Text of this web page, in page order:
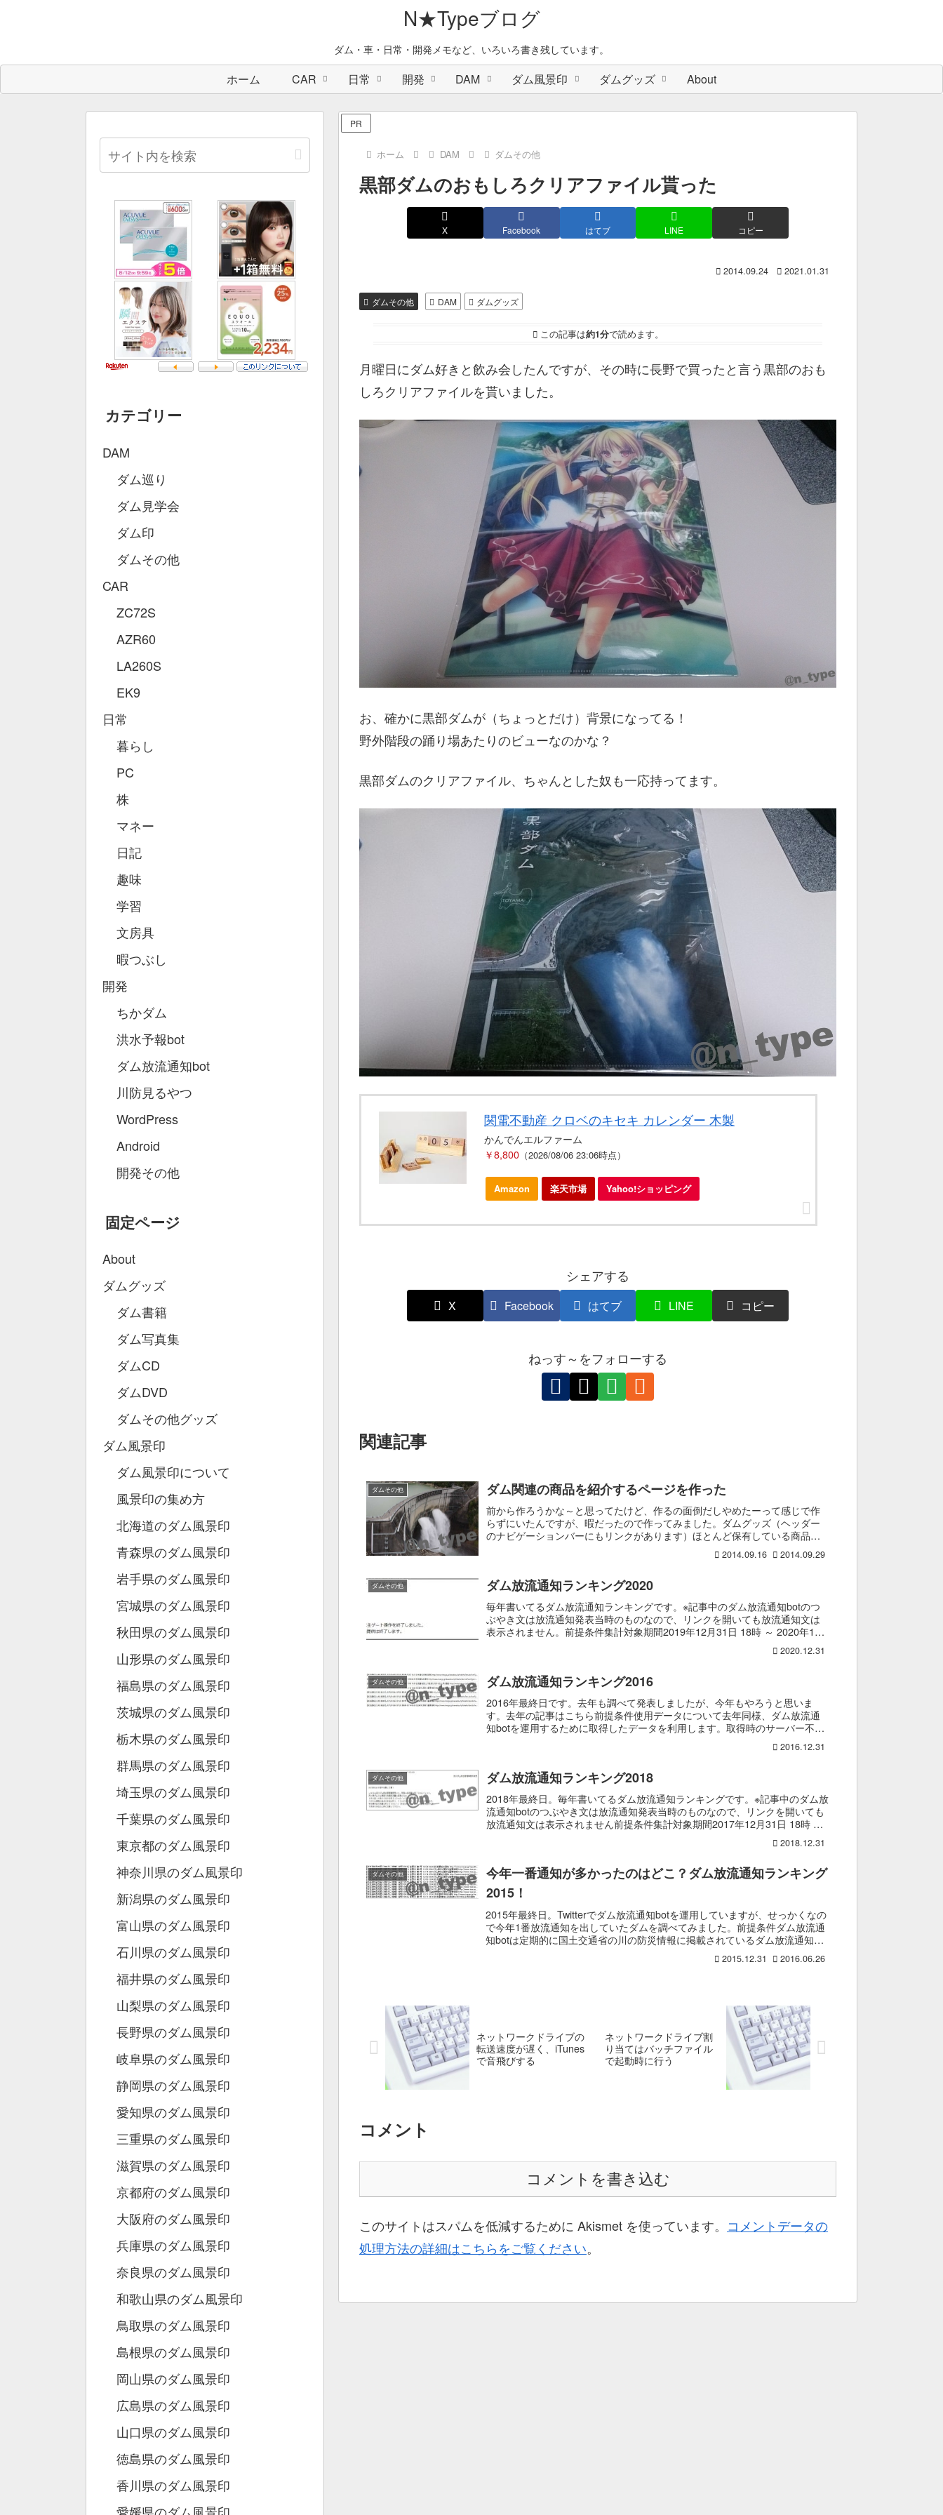
N★Typeブログ
ダム・車・日常・開発メモなど、いろいろ書き残しています。
ホーム CAR 日常 開発 DAM ダム風景印 ダムグッズ About
PR
ホーム DAM ダムその他
黒部ダムのおもしろクリアファイル貰った
X Facebook はてブ LINE コピー
2014.09.24 2021.01.31
ダムその他 DAM ダムグッズ
この記事は約1分で読めます。
月曜日にダム好きと飲み会したんですが、その時に長野で買ったと言う黒部のおも
しろクリアファイルを貰いました。
お、確かに黒部ダムが（ちょっとだけ）背景になってる！
野外階段の踊り場あたりのビューなのかな？
黒部ダムのクリアファイル、ちゃんとした奴も一応持ってます。
関電不動産 クロベのキセキ カレンダー 木製
かんでんエルファーム
￥8,800 （2026/08/06 23:06時点）
Amazon 楽天市場 Yahoo!ショッピング
シェアする
X Facebook はてブ LINE コピー
ねっす～をフォローする
関連記事
ダムその他 ダム関連の商品を紹介するページを作った
前から作ろうかな～と思ってたけど、作るの面倒だしやめたーって感じで作
らずにいたんですが、暇だったので作ってみました。ダムグッズ（ヘッダー
のナビゲーションバーにもリンクがあります）ほとんど保有している商品の
2014.09.16 2014.09.29
ダムその他 ダム放流通知ランキング2020
毎年書いてるダム放流通知ランキングです。※記事中のダム放流通知botのつ
ぶやき文は放流通知発表当時のものなので、リンクを開いても放流通知文は
表示されません。前提条件集計対象期間2019年12月31日 18時 ～ 2020年12
2020.12.31
ダムその他 ダム放流通知ランキング2016
2016年最終日です。去年も調べて発表しましたが、今年もやろうと思いま
す。去年の記事はこちら前提条件使用データについて去年同様、ダム放流通
知botを運用するために取得したデータを利用します。取得時のサーバー不具
2016.12.31
ダムその他 ダム放流通知ランキング2018
2018年最終日。毎年書いてるダム放流通知ランキングです。※記事中のダム放
流通知botのつぶやき文は放流通知発表当時のものなので、リンクを開いても
放流通知文は表示されません前提条件集計対象期間2017年12月31日 18時 ～
2018.12.31
ダムその他
今年一番通知が多かったのはどこ？ダム放流通知ランキング
2015！
2015年最終日。Twitterでダム放流通知botを運用していますが、せっかくなの
で今年1番放流通知を出していたダムを調べてみました。前提条件ダム放流通
知botは定期的に国土交通省の川の防災情報に掲載されているダム放流通知を
2015.12.31 2016.06.26
ネットワークドライブの
転送速度が遅く、iTunes
で音飛びする
ネットワークドライブ割
り当てはバッチファイル
で起動時に行う
コメント
コメントを書き込む
このサイトはスパムを低減するために Akismet を使っています。 コメントデータの
処理方法の詳細はこちらをご覧ください。
カテゴリー
DAM
ダム巡り
ダム見学会
ダム印
ダムその他
CAR
ZC72S
AZR60
LA260S
EK9
日常
暮らし
PC
株
マネー
日記
趣味
学習
文房具
暇つぶし
開発
ちかダム
洪水予報bot
ダム放流通知bot
川防見るやつ
WordPress
Android
開発その他
固定ページ
About
ダムグッズ
ダム書籍
ダム写真集
ダムCD
ダムDVD
ダムその他グッズ
ダム風景印
ダム風景印について
風景印の集め方
北海道のダム風景印
青森県のダム風景印
岩手県のダム風景印
宮城県のダム風景印
秋田県のダム風景印
山形県のダム風景印
福島県のダム風景印
茨城県のダム風景印
栃木県のダム風景印
群馬県のダム風景印
埼玉県のダム風景印
千葉県のダム風景印
東京都のダム風景印
神奈川県のダム風景印
新潟県のダム風景印
富山県のダム風景印
石川県のダム風景印
福井県のダム風景印
山梨県のダム風景印
長野県のダム風景印
岐阜県のダム風景印
静岡県のダム風景印
愛知県のダム風景印
三重県のダム風景印
滋賀県のダム風景印
京都府のダム風景印
大阪府のダム風景印
兵庫県のダム風景印
奈良県のダム風景印
和歌山県のダム風景印
鳥取県のダム風景印
島根県のダム風景印
岡山県のダム風景印
広島県のダム風景印
山口県のダム風景印
徳島県のダム風景印
香川県のダム風景印